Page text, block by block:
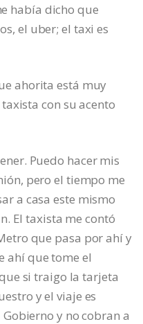
había dicho que
el uber; el taxi es
ahorita está muy
con su acento
Puedo hacer mis
pero el tiempo me
a casa este mismo
El taxista me contó
que pasa por ahí y
ahí que tome el
si traigo la tarjeta
y el viaje es
y no cobran a